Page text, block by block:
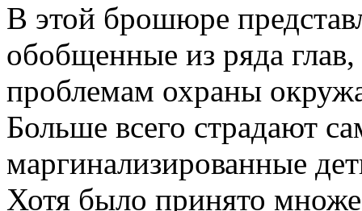
В этой брошюре
обобщенные из ряда
проблемам охраны
Больше всего страдают
маргинализированные
Хотя было принято